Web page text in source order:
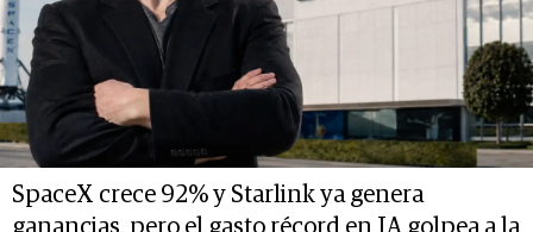
SpaceX crece 92% y Starlink ya genera
ganancias, pero el gasto récord en IA golpea a la